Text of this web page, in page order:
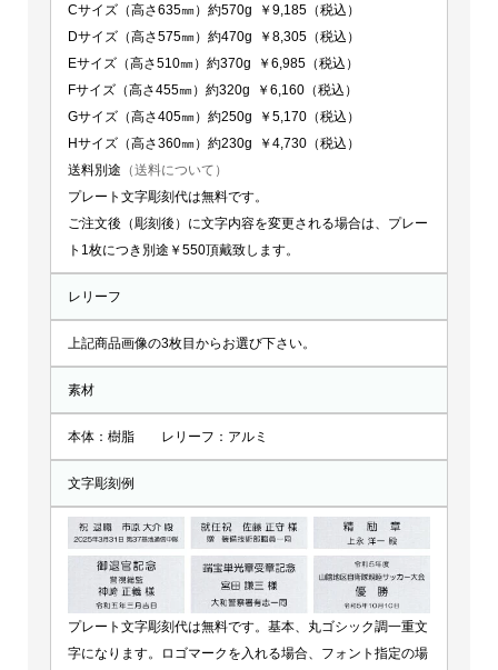
Cサイズ（高さ635㎜）約570g ￥9,185（税込）
Dサイズ（高さ575㎜）約470g ￥8,305（税込）
Eサイズ（高さ510㎜）約370g ￥6,985（税込）
Fサイズ（高さ455㎜）約320g ￥6,160（税込）
Gサイズ（高さ405㎜）約250g ￥5,170（税込）
Hサイズ（高さ360㎜）約230g ￥4,730（税込）
送料別途 （送料について）
プレート文字彫刻代は無料です。
ご注文後（彫刻後）に文字内容を変更される場合は、プレー
ト1枚につき別途￥550頂戴致します。
レリーフ
上記商品画像の3枚目からお選び下さい。
素材
本体：樹脂 レリーフ：アルミ
文字彫刻例
プレート文字彫刻代は無料です。基本、丸ゴシック調一重文
字になります。ロゴマークを入れる場合、フォント指定の場